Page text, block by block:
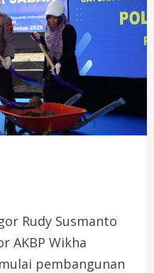
Rudy Susmanto
AKBP Wikha
pembangunan